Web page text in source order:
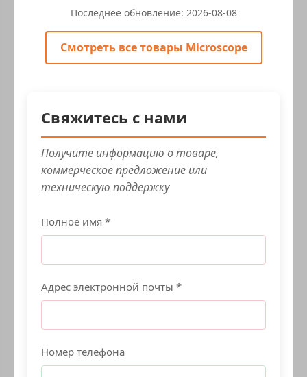
Последнее обновление: 2026-08-08
Смотреть все товары Microscope
Свяжитесь с нами
Получите информацию о товаре,
коммерческое предложение или
техническую поддержку
Полное имя *
Адрес электронной почты *
Номер телефона